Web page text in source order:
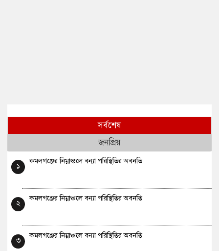
সর্বশেষ
জনপ্রিয়
১
কমলগঞ্জের নিম্নাঞ্চলে বন্যা পরিস্থিতির অবনতি
২
কমলগঞ্জের নিম্নাঞ্চলে বন্যা পরিস্থিতির অবনতি
৩
কমলগঞ্জের নিম্নাঞ্চলে বন্যা পরিস্থিতির অবনতি